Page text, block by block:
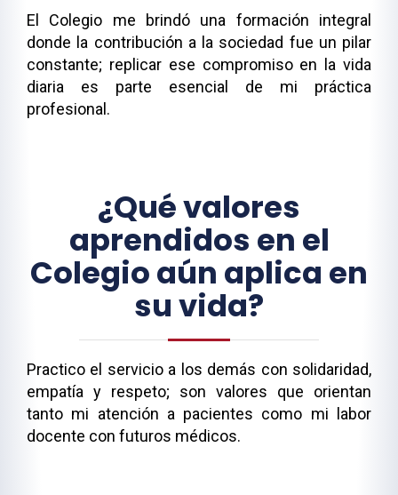
El Colegio me brindó una formación integral
donde la contribución a la sociedad fue un pilar
constante; replicar ese compromiso en la vida
diaria es parte esencial de mi práctica
profesional.
¿Qué valores
aprendidos en el
Colegio aún aplica en
su vida?
Practico el servicio a los demás con solidaridad,
empatía y respeto; son valores que orientan
tanto mi atención a pacientes como mi labor
docente con futuros médicos.